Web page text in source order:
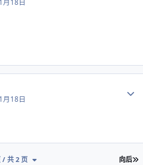
月18日
向后
/ 共 2 页